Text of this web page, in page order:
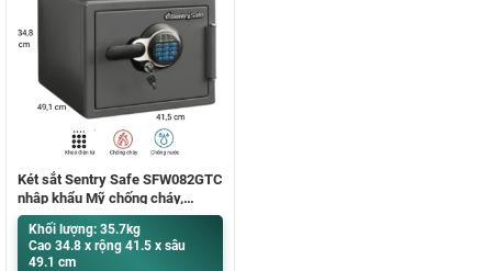
Két sắt Sentry Safe SFW082GTC
nhập khẩu Mỹ chống cháy,
chống nước
Khối lượng: 35.7kg
Cao 34.8 x rộng 41.5 x sâu
49.1 cm